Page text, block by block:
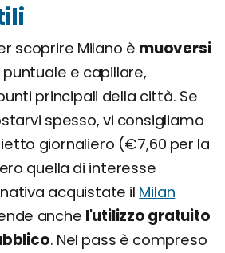
scoprire Milano è muoversi
puntuale e capillare,
principali della città. Se
spesso, vi consigliamo
giornaliero (€7,60 per la
quella di interesse
acquistate il Milan
anche l'utilizzo gratuito
. Nel pass è compreso